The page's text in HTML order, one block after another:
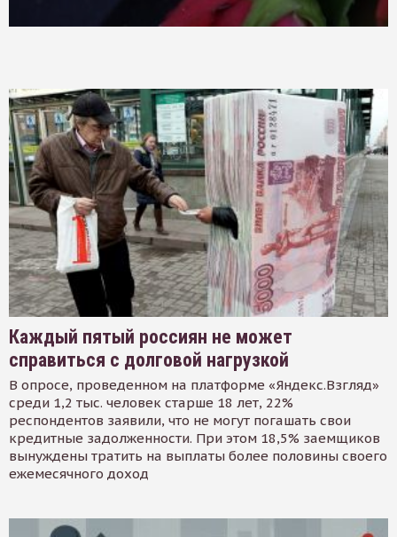
Каждый пятый россиян не может
справиться с долговой нагрузкой
В опросе, проведенном на платформе «Яндекс.Взгляд»
среди 1,2 тыс. человек старше 18 лет, 22%
респондентов заявили, что не могут погашать свои
кредитные задолженности. При этом 18,5% заемщиков
вынуждены тратить на выплаты более половины своего
ежемесячного доход